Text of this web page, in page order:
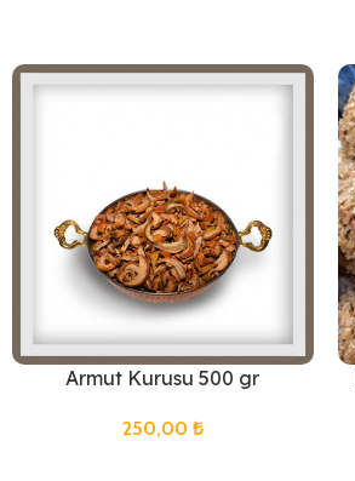
Armut Kurusu 500 gr
250,00 ₺